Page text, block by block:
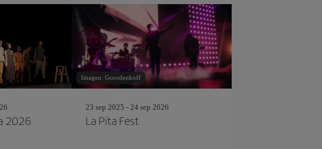
2026
Imagen: Gorodenkoff
23 sep 2025 - 24 sep 2026
La Pita Fest